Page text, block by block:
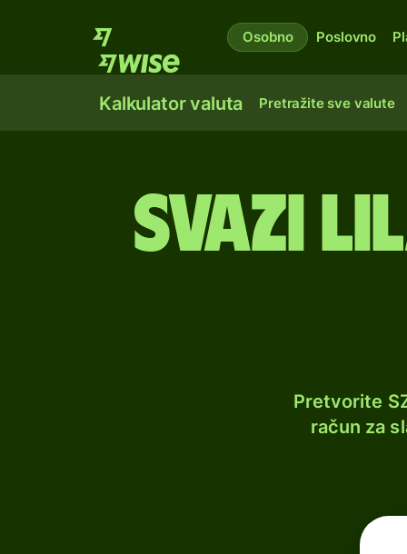
Osobno Poslovno
Kalkulator valuta Pretražite sve valute
Svazi
Pretvorite
račun za